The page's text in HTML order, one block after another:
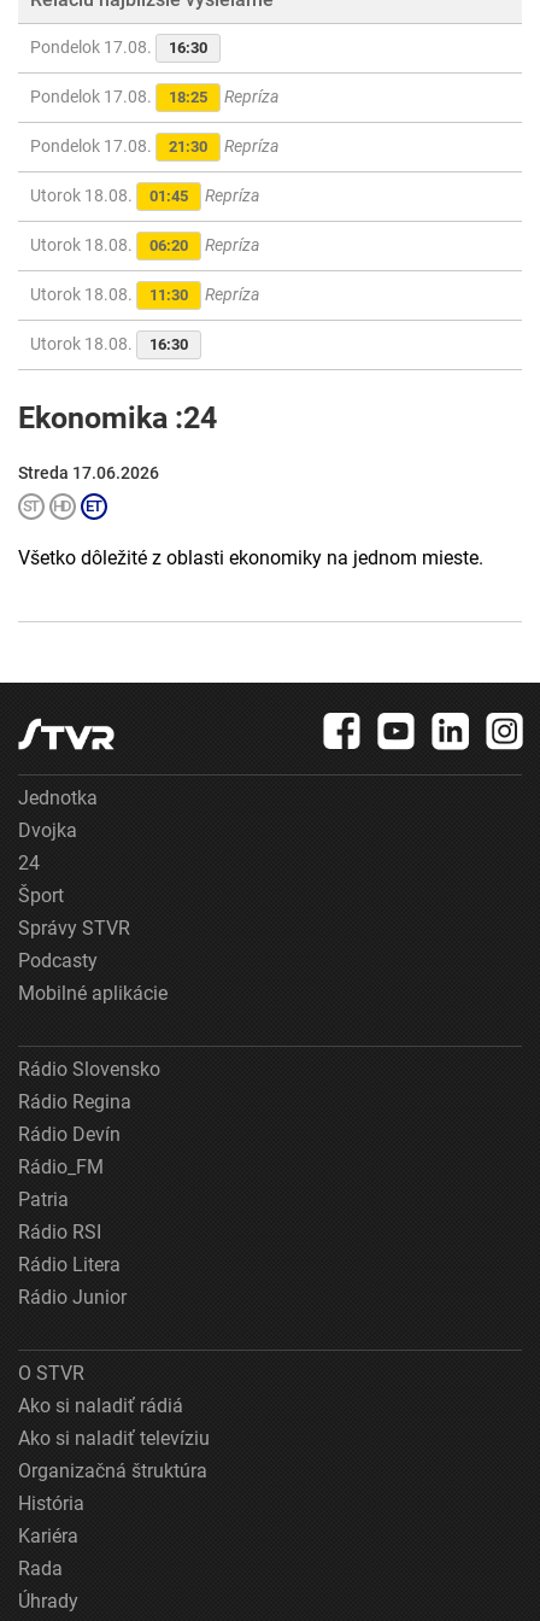
Pondelok 17.08. 16:30
Pondelok 17.08. 18:25 Repríza
Pondelok 17.08. 21:30 Repríza
Utorok 18.08. 01:45 Repríza
Utorok 18.08. 06:20 Repríza
Utorok 18.08. 11:30 Repríza
Utorok 18.08. 16:30
Ekonomika :24
Streda 17.06.2026
Všetko dôležité z oblasti ekonomiky na jednom mieste.
Jednotka
Dvojka
24
Šport
Správy STVR
Podcasty
Mobilné aplikácie
Rádio Slovensko
Rádio Regina
Rádio Devín
Rádio_FM
Patria
Rádio RSI
Rádio Litera
Rádio Junior
O STVR
Ako si naladiť rádiá
Ako si naladiť televíziu
Organizačná štruktúra
História
Kariéra
Rada
Úhrady